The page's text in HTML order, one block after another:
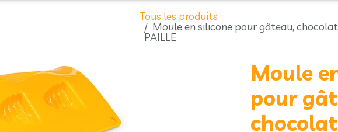
Tous les produits
Moule en silicone pour gâteau,
PAILLE
Moule
pour